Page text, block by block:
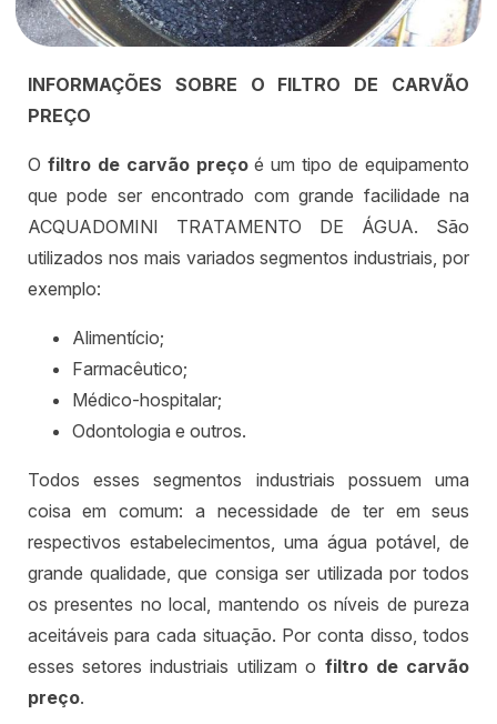
INFORMAÇÕES SOBRE O FILTRO DE CARVÃO
PREÇO
O filtro de carvão preçoé um tipo de equipamento
que pode ser encontrado com grande facilidade na
ACQUADOMINI TRATAMENTO DE ÁGUA. São
utilizados nos mais variados segmentos industriais, por
exemplo:
Alimentício;
Farmacêutico;
Médico-hospitalar;
Odontologia e outros.
Todos esses segmentos industriais possuem uma
coisa em comum: a necessidade de ter em seus
respectivos estabelecimentos, uma água potável, de
grande qualidade, que consiga ser utilizada por todos
os presentes no local, mantendo os níveis de pureza
aceitáveis para cada situação. Por conta disso, todos
esses setores industriais utilizam o filtro de carvão
preço.